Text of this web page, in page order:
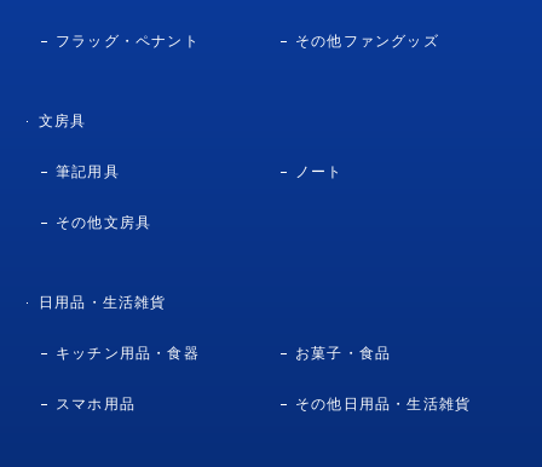
フラッグ・ペナント その他ファングッズ
文房具
筆記用具 ノート
その他文房具
日用品・生活雑貨
キッチン用品・食器 お菓子・食品
スマホ用品 その他日用品・生活雑貨